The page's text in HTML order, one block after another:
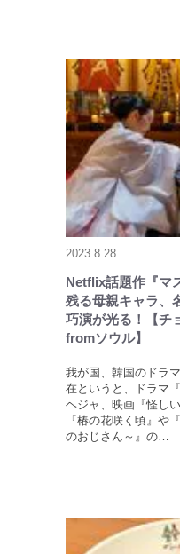
2023.8.28
Netflix話題作『マ
残る母親キャラ、
巧演が光る！【チ
fromソウル】
我が国、韓国のドラ
在というと、ドラマ
ヘジャ、映画『怪し
『椿の花咲く頃』や
のおじさん～』の…